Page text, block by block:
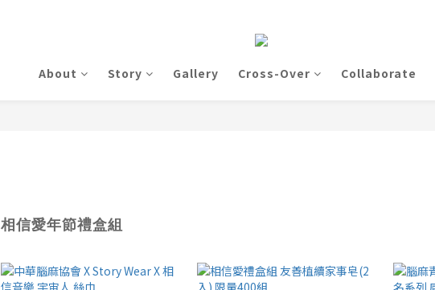
About Story Gallery Cross-Over Collaborate
相信愛年節禮盒組